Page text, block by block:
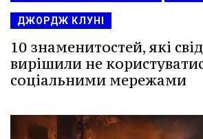
ДЖОРДЖ КЛУНІ
10 знаменитостей, які
вирішили не
соціальними мережами